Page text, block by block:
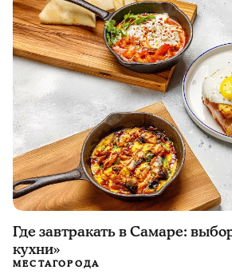
Где завтракать в Самаре:
кухни»
МЕСТАГОРОДА